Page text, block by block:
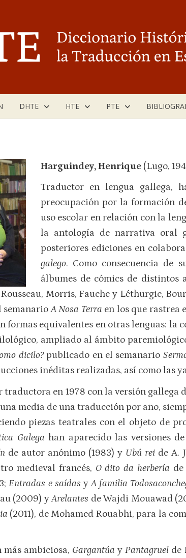
DHTE HTE PTE
Harguindey, Henrique (Lugo,
Traductor en lengua gallega,
preocupación por la formación
uso escolar en relación con la
la antología de narrativa oral
posteriores ediciones en
galego. Como consecuencia de
álbumes de cómics de distintos
Morris, Fauche y Léthurgie,
semanarioA Nosa Terra en los que rastrea
formas equivalentes en otras lenguas: la
ampliado al ámbito
dicilo?publicado en el semanario
inéditas realizadas, así como las
en 1978 con la versión gallega
media de una traducción por año,
piezas teatrales con el objeto de
Galega han aparecido las versiones de
de autor anónimo (1983) y Ubú rei de A.
medieval francés, O dito da herbería
Entradas e saídas yA familia
(2009) yArelantes de Wajdi Mouawad
(2011), de Mohamed Rouabhi, para la
ambiciosa, Gargantúa y Pantagruel de